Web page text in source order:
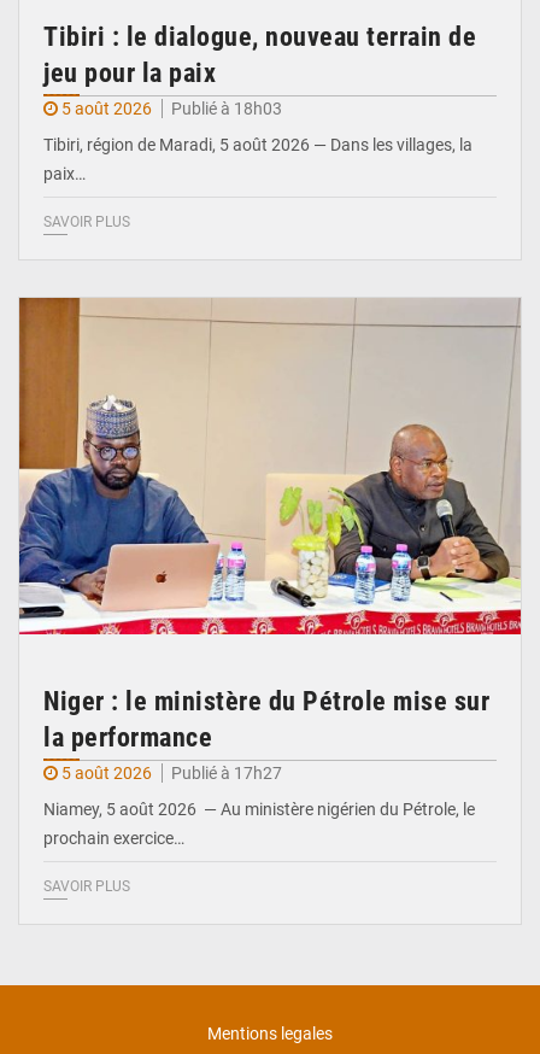
Tibiri : le dialogue, nouveau terrain de
jeu pour la paix
5 août 2026
Publié à 18h03
Tibiri, région de Maradi, 5 août 2026 — Dans les villages, la
paix…
SAVOIR PLUS
Niger : le ministère du Pétrole mise sur
la performance
5 août 2026
Publié à 17h27
Niamey, 5 août 2026 — Au ministère nigérien du Pétrole, le
prochain exercice…
SAVOIR PLUS
Mentions legales